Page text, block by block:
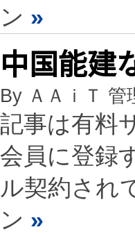
ン »
中国能建
By ＡＡｉＴ 管
記事は有料
会員に登録
ル契約され
ン »